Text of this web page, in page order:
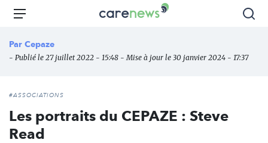
Aller
principal
Carenews,
des
Menu
Par Cepaze
- Publié le 27 juillet 2022 - 15:48 - Mise à jour le 30 janvier 2024 - 17:37
#ASSOCIATIONS
Les portraits du CEPAZE : Steve
Read